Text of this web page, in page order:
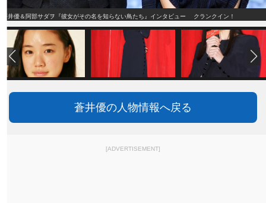
蒼井優＆阿部サダヲ『彼女がその名を知らない鳥たち』インタビュー クランクイン！
蒼井優の人物情報へ戻る
[ADVERTISEMENT]